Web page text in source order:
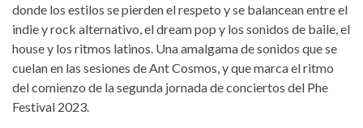
donde los estilos se pierden el respeto y se balancean entre el
indie y rock alternativo, el dream pop y los sonidos de baile, el
house y los ritmos latinos. Una amalgama de sonidos que se
cuelan en las sesiones de Ant Cosmos, y que marca el ritmo
del comienzo de la segunda jornada de conciertos del Phe
Festival 2023.